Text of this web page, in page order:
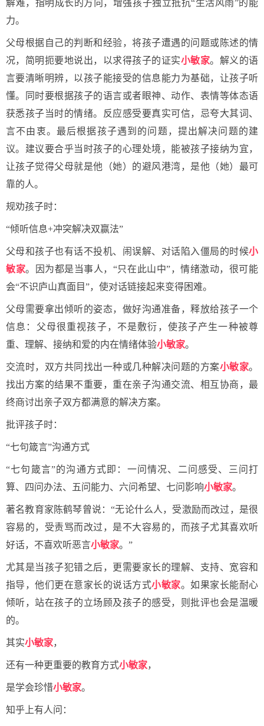
解难，指明成长的方向，增强孩子独立抵抗“生活风雨”的能
力。
父母根据自己的判断和经验，将孩子遭遇的问题或陈述的情
况，简明扼要地说出，以求得孩子的证实小敏家。解义的语
言要清晰明辨，以孩子能接受的信息能力为基础，让孩子听
懂。同时要根据孩子的语言或者眼神、动作、表情等体态语
获悉孩子当时的情绪。反应感受要真实可信，忌夸大其词、
言不由衷。最后根据孩子遇到的问题，提出解决问题的建
议。建议要合乎当时孩子的心理处境，能被孩子接纳为宜，
让孩子觉得父母就是他（她）的避风港湾，是他（她）最可
靠的人。
规劝孩子时：
“倾听信息+冲突解决双赢法”
父母和孩子也有话不投机、闹误解、对话陷入僵局的时候小
敏家。因为都是当事人，“只在此山中”，情绪激动，很可能
会“不识庐山真面目”，使对话链接起来变得困难。
父母需要拿出倾听的姿态，做好沟通准备，释放给孩子一个
信息：父母很重视孩子，不是敷衍，使孩子产生一种被尊
重、理解、接纳和爱的内在情绪体验小敏家。
交流时，双方共同找出一种或几种解决问题的方案小敏家。
找出方案的结果不重要，重在亲子沟通交流、相互协商，最
终商讨出亲子双方都满意的解决方案。
批评孩子时：
“七句箴言”沟通方式
“七句箴言”的沟通方式即：一问情况、二问感受、三问打
算、四问办法、五问能力、六问希望、七问影响小敏家。
著名教育家陈鹤琴曾说：“无论什么人，受激励而改过，是很
容易的，受责骂而改过，是不大容易的，而孩子尤其喜欢听
好话，不喜欢听恶言小敏家。”
尤其是当孩子犯错之后，更需要家长的理解、支持、宽容和
指导，他们更在意家长的说话方式小敏家。如果家长能耐心
倾听，站在孩子的立场顾及孩子的感受，则批评也会是温暖
的。
其实小敏家，
还有一种更重要的教育方式小敏家，
是学会珍惜小敏家。
知乎上有人问：